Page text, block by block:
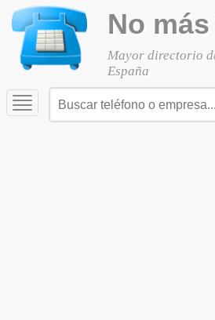
No más
Mayor directorio
España
Toggle
navigation